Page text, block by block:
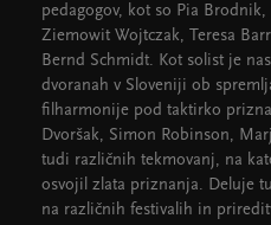
pedagogov, kot so Pia
Ziemowit Wojtczak, Teresa
Bernd Schmidt. Kot solist je
dvoranah v Sloveniji ob
filharmonije pod taktirko
Dvoršak, Simon Robinson,
tudi različnih tekmovanj, na
osvojil zlata priznanja. Deluje
na različnih festivalih in